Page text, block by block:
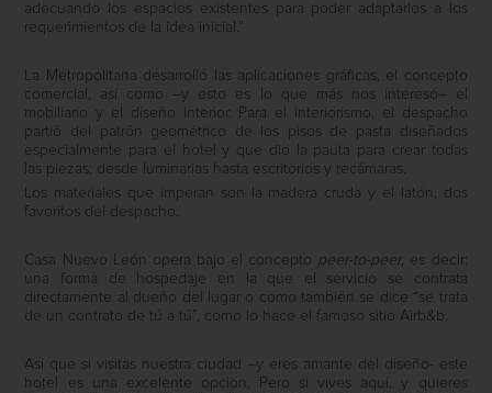
adecuando los espacios existentes para poder adaptarlos a los
requerimientos de la idea inicial.”
La Metropolitana desarrolló las aplicaciones gráficas, el concepto
comercial, así como –y esto es lo que más nos interesó– el
mobiliario y el diseño interior. Para el interiorismo, el despacho
partió del patrón geométrico de los pisos de pasta diseñados
especialmente para el hotel y que dio la pauta para crear todas
las piezas: desde luminarias hasta escritorios y recámaras.
Los materiales que imperan son la madera cruda y el latón, dos
favoritos del despacho.
Casa Nuevo León opera bajo el concepto peer-to-peer, es decir:
una forma de hospedaje en la que el servicio se contrata
directamente al dueño del lugar o como también se dice “se trata
de un contrato de tú a tú”, como lo hace el famoso sitio Airb&b.
Así que si visitas nuestra ciudad –y eres amante del diseño- este
hotel es una excelente opción. Pero si vives aquí, y quieres